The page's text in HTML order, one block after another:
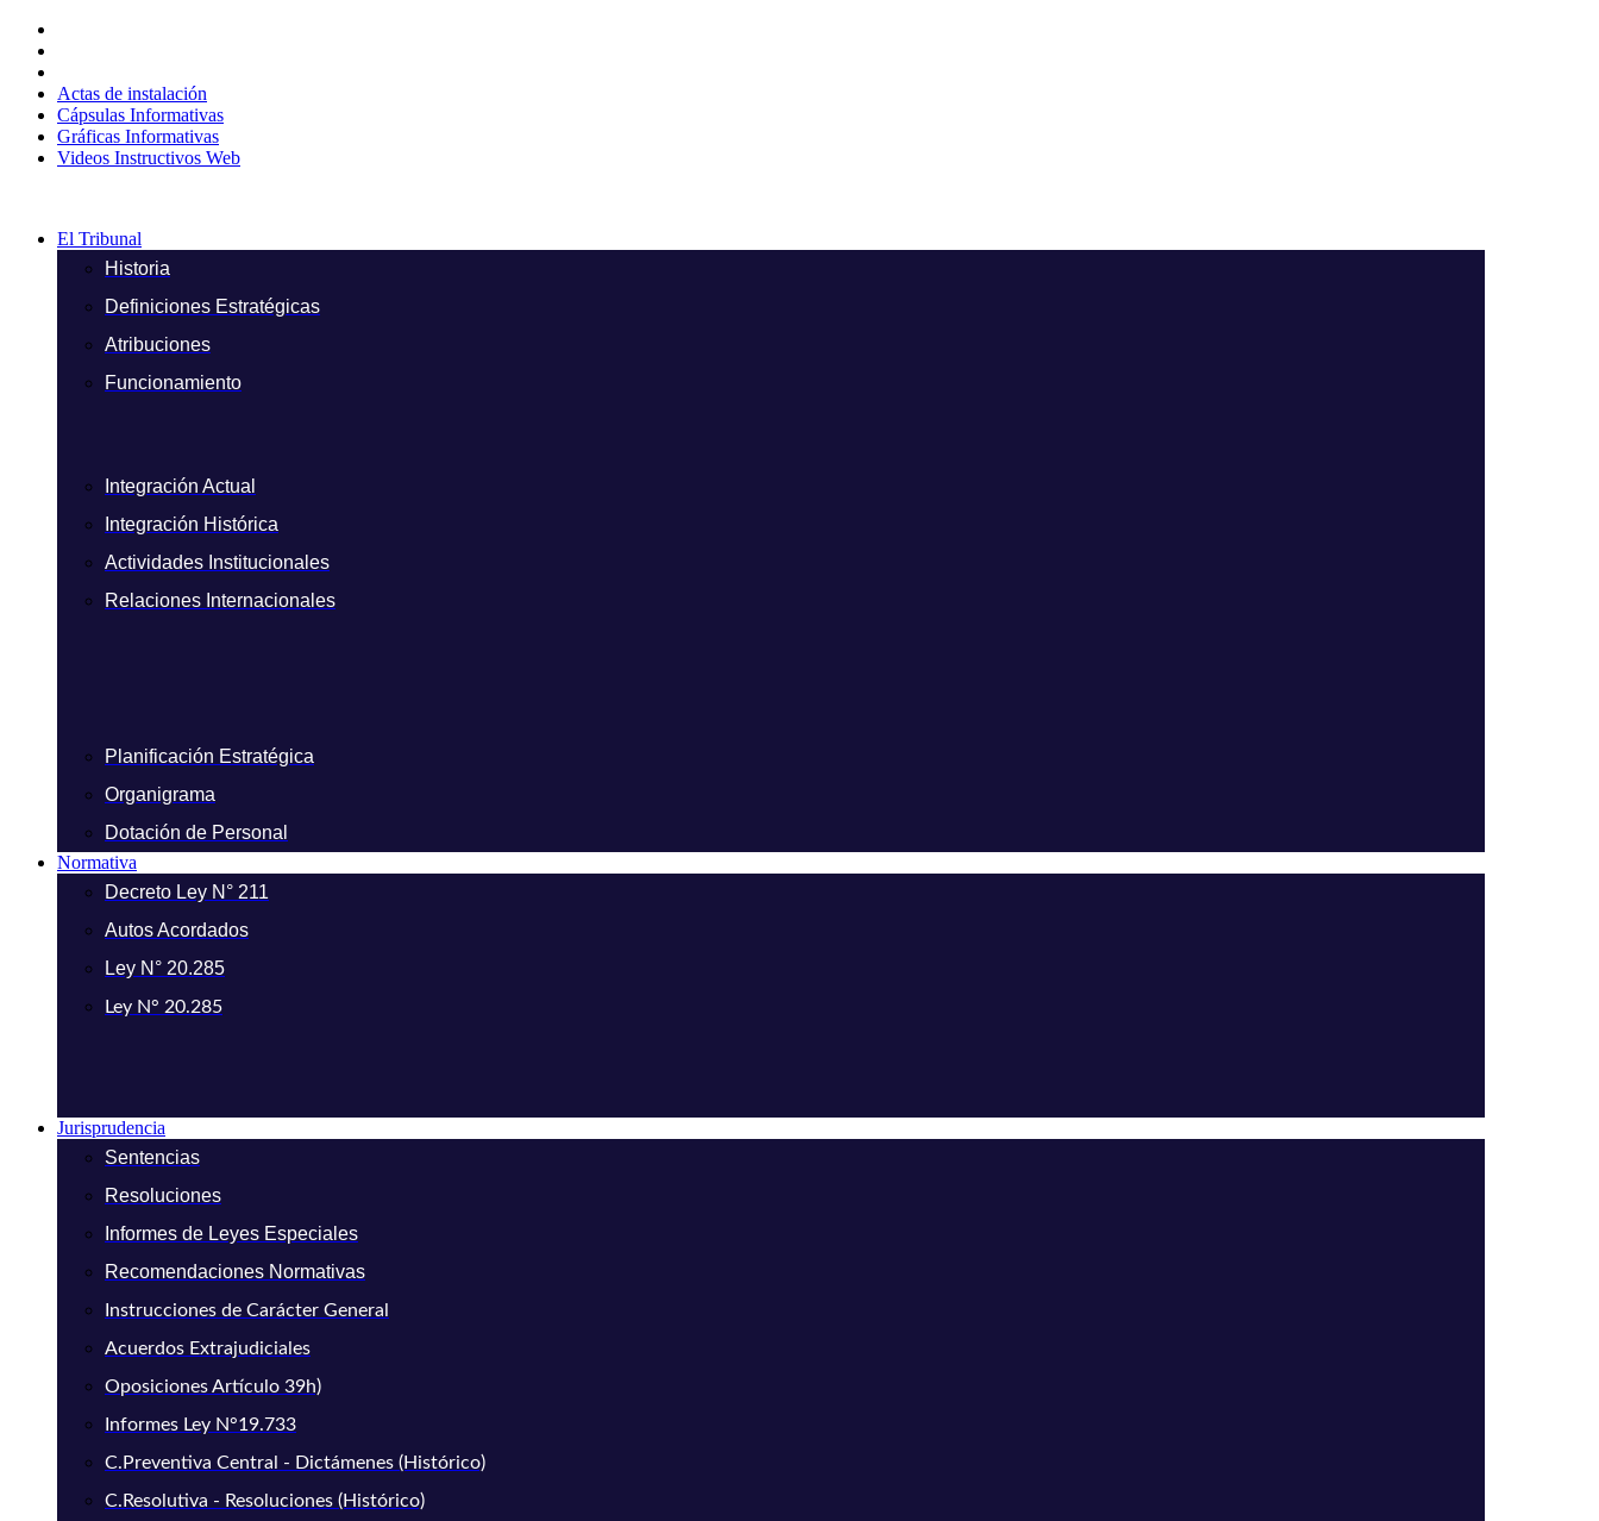
contenido
Actas de instalación
Cápsulas Informativas
Gráficas Informativas
Videos Instructivos Web
El Tribunal
Historia
Definiciones Estratégicas
Atribuciones
Funcionamiento
Integración Actual
Integración Histórica
Actividades Institucionales
Relaciones Internacionales
Planificación Estratégica
Organigrama
Dotación de Personal
Normativa
Decreto Ley N° 211
Autos Acordados
Ley N° 20.285
Ley N° 20.285
Jurisprudencia
Sentencias
Resoluciones
Informes de Leyes Especiales
Recomendaciones Normativas
Instrucciones de Carácter General
Acuerdos Extrajudiciales
Oposiciones Artículo 39h)
Informes Ley N°19.733
C.Preventiva Central - Dictámenes (Histórico)
C.Resolutiva - Resoluciones (Histórico)